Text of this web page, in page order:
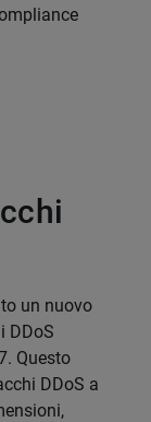
un nuovo
DDoS
Questo
DDoS a